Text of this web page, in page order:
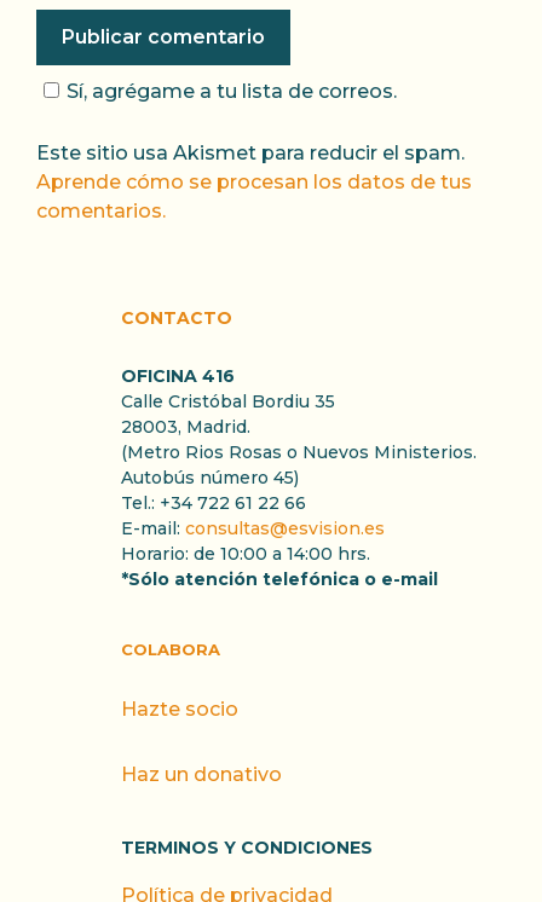
Sí, agrégame a tu lista de correos.
Este sitio usa Akismet para reducir el spam.
Aprende cómo se procesan los datos de tus
comentarios.
CONTACTO
OFICINA 416
Calle Cristóbal Bordiu 35
28003, Madrid.
(Metro Rios Rosas o Nuevos Ministerios.
Autobús número 45)
Tel.: +34 722 61 22 66
E-mail: consultas@esvision.es
Horario: de 10:00 a 14:00 hrs.
*Sólo atención telefónica o e-mail
COLABORA
Hazte socio
Haz un donativo
TERMINOS Y CONDICIONES
Política de privacidad